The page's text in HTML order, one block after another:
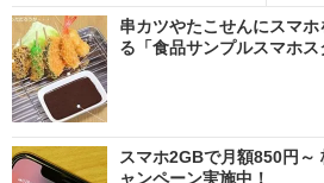
串カツやたこせんにスマ
る「食品サンプルスマホ
スマホ2GBで月額850円～
ャンペーン実施中！